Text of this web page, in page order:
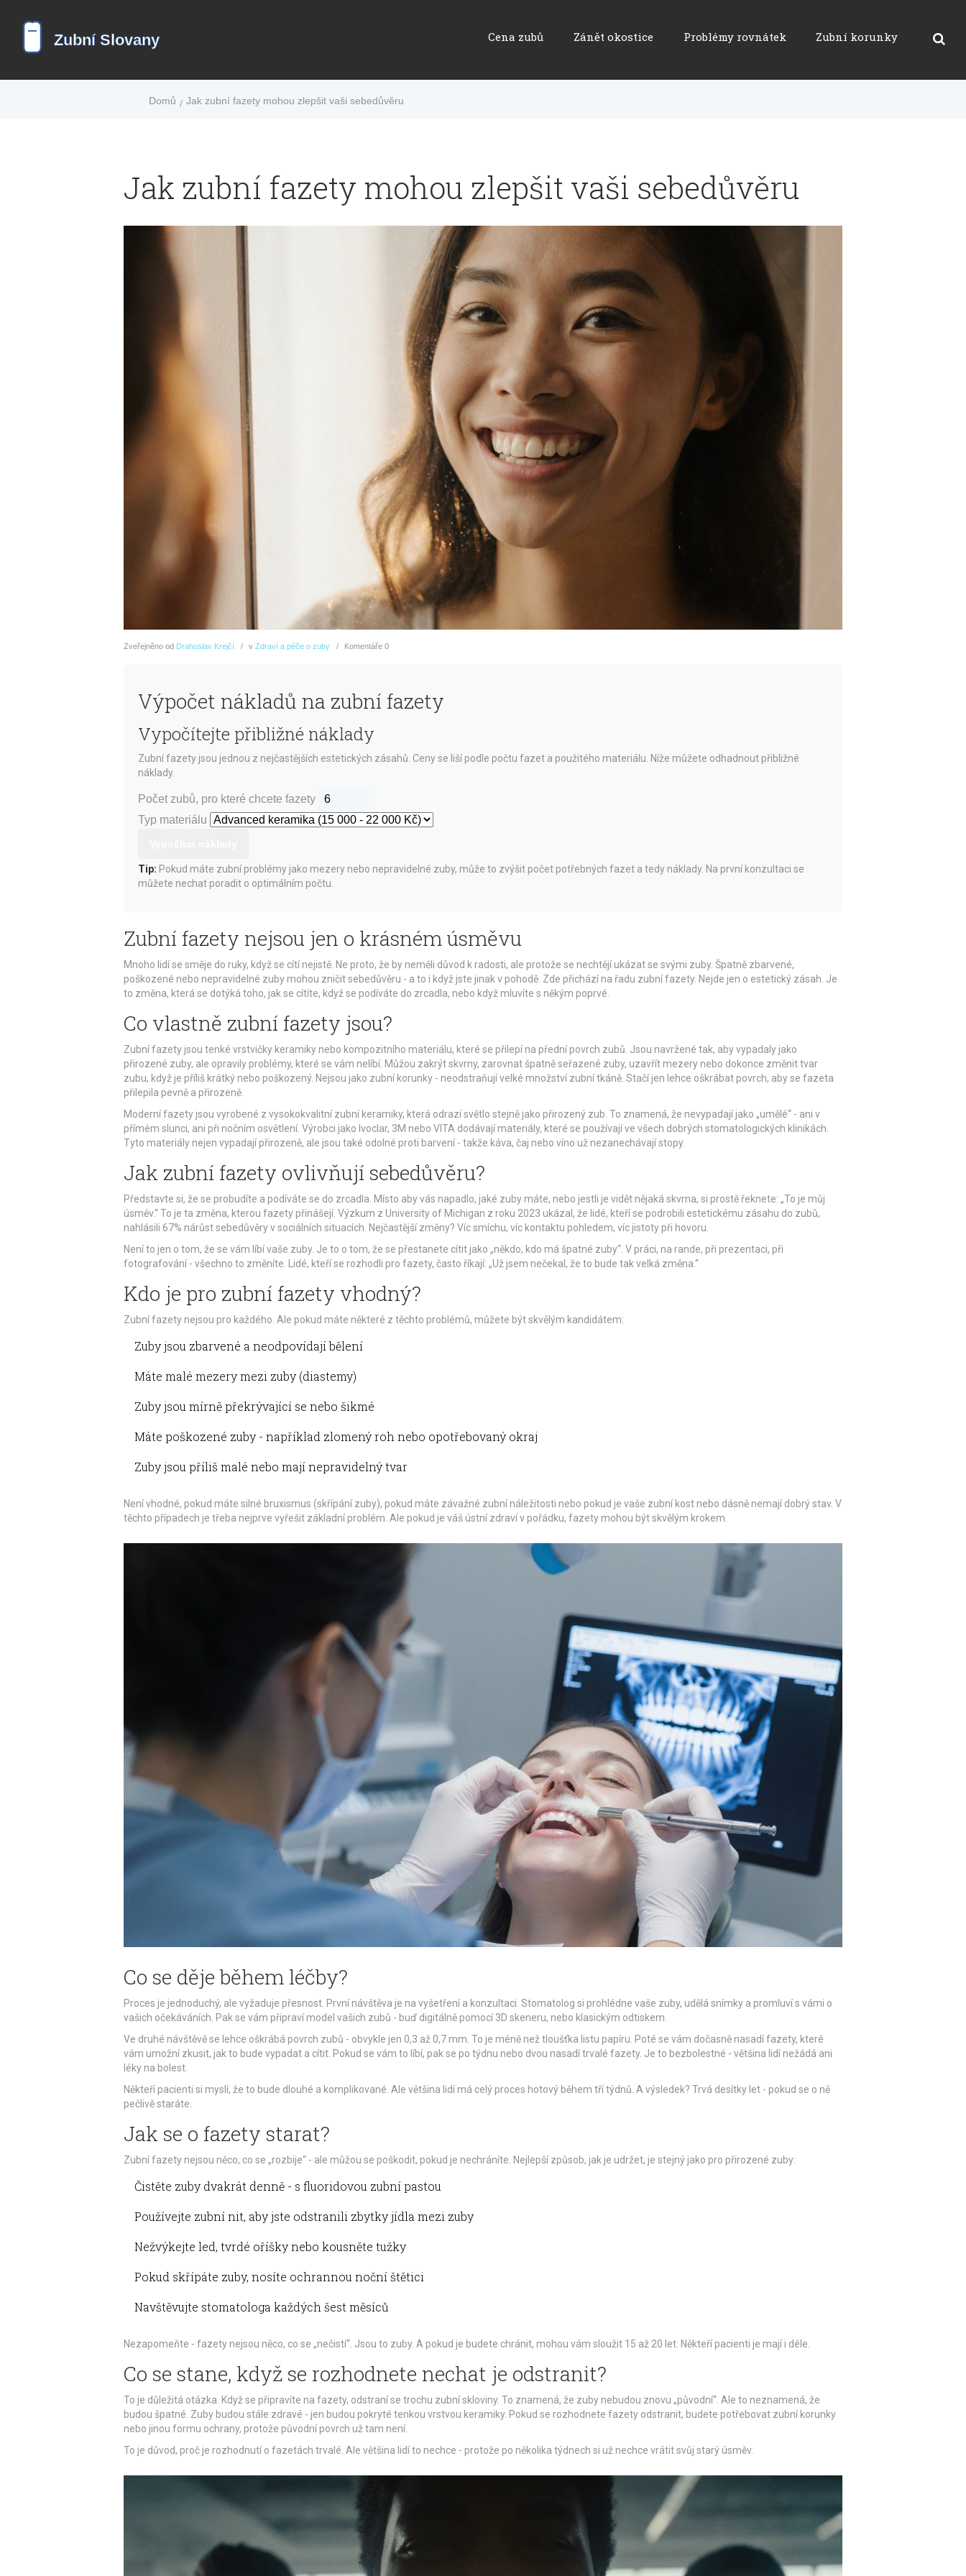
Cena zubů Zánět okostice Problémy rovnátek Zubní korunky
Domů Jak zubní fazety mohou zlepšit vaši sebedůvěru
Jak zubní fazety mohou zlepšit vaši sebedůvěru
Zveřejněno od Drahoslav Krejčí v Zdraví a péče o zuby Komentáře 0
Výpočet nákladů na zubní fazety
Vypočítejte přibližné náklady
Zubní fazety jsou jednou z nejčastějších estetických zásahů. Ceny se liší podle počtu fazet a použitého materiálu. Níže můžete odhadnout přibližné
náklady.
Počet zubů, pro které chcete fazety
Typ materiálu
Tip: Pokud máte zubní problémy jako mezery nebo nepravidelné zuby, může to zvýšit počet potřebných fazet a tedy náklady. Na první konzultaci se
můžete nechat poradit o optimálním počtu.
Zubní fazety nejsou jen o krásném úsměvu
Mnoho lidí se směje do ruky, když se cítí nejistě. Ne proto, že by neměli důvod k radosti, ale protože se nechtějí ukázat se svými zuby. Špatně zbarvené,
poškozené nebo nepravidelné zuby mohou zničit sebedůvěru - a to i když jste jinak v pohodě. Zde přichází na řadu zubní fazety. Nejde jen o estetický zásah. Je
to změna, která se dotýká toho, jak se cítíte, když se podíváte do zrcadla, nebo když mluvíte s někým poprvé.
Co vlastně zubní fazety jsou?
Zubní fazety jsou tenké vrstvičky keramiky nebo kompozitního materiálu, které se přilepí na přední povrch zubů. Jsou navržené tak, aby vypadaly jako
přirozené zuby, ale opravily problémy, které se vám nelíbí. Můžou zakrýt skvrny, zarovnat špatně seřazené zuby, uzavřít mezery nebo dokonce změnit tvar
zubu, když je příliš krátký nebo poškozený. Nejsou jako zubní korunky - neodstraňují velké množství zubní tkáně. Stačí jen lehce oškrábat povrch, aby se fazeta
přilepila pevně a přirozeně.
Moderní fazety jsou vyrobené z vysokokvalitní zubní keramiky, která odrazí světlo stejně jako přirozený zub. To znamená, že nevypadají jako „umělé“ - ani v
přímém slunci, ani při nočním osvětlení. Výrobci jako Ivoclar, 3M nebo VITA dodávají materiály, které se používají ve všech dobrých stomatologických klinikách.
Tyto materiály nejen vypadají přirozeně, ale jsou také odolné proti barvení - takže káva, čaj nebo víno už nezanechávají stopy.
Jak zubní fazety ovlivňují sebedůvěru?
Představte si, že se probudíte a podíváte se do zrcadla. Místo aby vás napadlo, jaké zuby máte, nebo jestli je vidět nějaká skvrna, si prostě řeknete: „To je můj
úsměv.“ To je ta změna, kterou fazety přinášejí. Výzkum z University of Michigan z roku 2023 ukázal, že lidé, kteří se podrobili estetickému zásahu do zubů,
nahlásili 67% nárůst sebedůvěry v sociálních situacích. Nejčastější změny? Víc smíchu, víc kontaktu pohledem, víc jistoty při hovoru.
Není to jen o tom, že se vám líbí vaše zuby. Je to o tom, že se přestanete cítit jako „někdo, kdo má špatné zuby“. V práci, na rande, při prezentaci, při
fotografování - všechno to změníte. Lidé, kteří se rozhodli pro fazety, často říkají: „Už jsem nečekal, že to bude tak velká změna.“
Kdo je pro zubní fazety vhodný?
Zubní fazety nejsou pro každého. Ale pokud máte některé z těchto problémů, můžete být skvělým kandidátem:
Zuby jsou zbarvené a neodpovídají bělení
Máte malé mezery mezi zuby (diastemy)
Zuby jsou mírně překrývající se nebo šikmé
Máte poškozené zuby - například zlomený roh nebo opotřebovaný okraj
Zuby jsou příliš malé nebo mají nepravidelný tvar
Není vhodné, pokud máte silné bruxismus (skřípání zuby), pokud máte závažné zubní náležitosti nebo pokud je vaše zubní kost nebo dásně nemají dobrý stav. V
těchto případech je třeba nejprve vyřešit základní problém. Ale pokud je váš ústní zdraví v pořádku, fazety mohou být skvělým krokem.
Co se děje během léčby?
Proces je jednoduchý, ale vyžaduje přesnost. První návštěva je na vyšetření a konzultaci. Stomatolog si prohlédne vaše zuby, udělá snímky a promluví s vámi o
vašich očekáváních. Pak se vám připraví model vašich zubů - buď digitálně pomocí 3D skeneru, nebo klasickým odtiskem.
Ve druhé návštěvě se lehce oškrábá povrch zubů - obvykle jen 0,3 až 0,7 mm. To je méně než tloušťka listu papíru. Poté se vám dočasně nasadí fazety, které
vám umožní zkusit, jak to bude vypadat a cítit. Pokud se vám to líbí, pak se po týdnu nebo dvou nasadí trvalé fazety. Je to bezbolestné - většina lidí nežádá ani
léky na bolest.
Někteří pacienti si myslí, že to bude dlouhé a komplikované. Ale většina lidí má celý proces hotový během tří týdnů. A výsledek? Trvá desítky let - pokud se o ně
pečlivě staráte.
Jak se o fazety starat?
Zubní fazety nejsou něco, co se „rozbije“ - ale můžou se poškodit, pokud je nechráníte. Nejlepší způsob, jak je udržet, je stejný jako pro přirozené zuby:
Čistěte zuby dvakrát denně - s fluoridovou zubní pastou
Používejte zubní nit, aby jste odstranili zbytky jídla mezi zuby
Nežvýkejte led, tvrdé oříšky nebo kousněte tužky
Pokud skřípáte zuby, nosíte ochrannou noční štětici
Navštěvujte stomatologa každých šest měsíců
Nezapomeňte - fazety nejsou něco, co se „nečistí“. Jsou to zuby. A pokud je budete chránit, mohou vám sloužit 15 až 20 let. Někteří pacienti je mají i déle.
Co se stane, když se rozhodnete nechat je odstranit?
To je důležitá otázka. Když se připravíte na fazety, odstraní se trochu zubní skloviny. To znamená, že zuby nebudou znovu „původní“. Ale to neznamená, že
budou špatné. Zuby budou stále zdravé - jen budou pokryté tenkou vrstvou keramiky. Pokud se rozhodnete fazety odstranit, budete potřebovat zubní korunky
nebo jinou formu ochrany, protože původní povrch už tam není.
To je důvod, proč je rozhodnutí o fazetách trvalé. Ale většina lidí to nechce - protože po několika týdnech si už nechce vrátit svůj starý úsměv.